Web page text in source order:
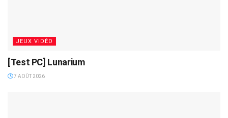
JEUX VIDÉO
[Test PC] Lunarium
7 AOÛT 2026